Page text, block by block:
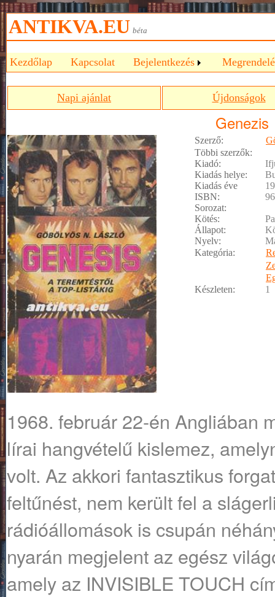
ANTIKVA.EU béta
Kezdőlap Kapcsolat Bejelentkezés
Napi ajánlat Újdonságok
Genezis
Szerző:
Többi szerzők:
Kiadó:
Kiadás helye:
Kiadás éve
ISBN:
Sorozat:
Kötés:
Állapot:
Nyelv:
Kategória:
Készleten:
1
1968. február 22-én Angliában
lírai hangvételű kislemez,
volt. Az akkori fantasztikus
feltűnést, nem került fel a
rádióállomások is csupán
nyarán megjelent az egész
amely az INVISIBLE TOUCH